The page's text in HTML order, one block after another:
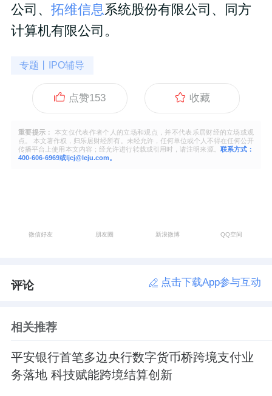
公司、 拓维信息系统股份有限公司、同方
计算机有限公司。
专题丨IPO辅导
点赞153 收藏
重要提示：
本文仅代表作者个人的立场和观点，并不代表乐居财经的立场或观
点。 本文著作权，归乐居财经所有。未经允许，任何单位或个人不得在任何公开
传播平台上使用本文内容；经允许进行转载或引用时，请注明来源。 联系方式：
400-606-6969或ljcj@leju.com。
微信好友 朋友圈 新浪微博 QQ空间
评论 点击下载App参与互动
相关推荐
平安银行首笔多边央行数字货币桥跨境支付业
务落地 科技赋能跨境结算创新